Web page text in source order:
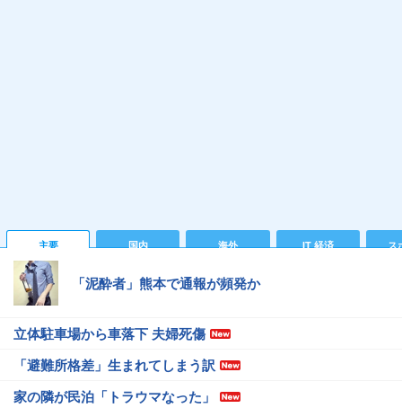
主要 国内 海外 IT 経済 ス
「泥酔者」熊本で通報が頻発か
立体駐車場から車落下 夫婦死傷
「避難所格差」生まれてしまう訳
家の隣が民泊「トラウマなった」